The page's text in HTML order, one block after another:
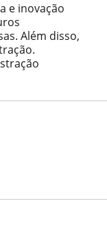
e inovação
Além disso,